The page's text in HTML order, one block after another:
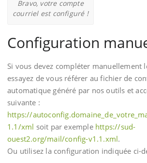
Bravo, votre compte
courriel est configuré !
Configuration
Si vous devez compléter manuellement
essayez de vous référer au fichier de
automatique généré par nos outils et
suivante :
https://
1.1/xml soit par exemple https://sud-
ouest2.org/mail/config-v1.1.xml.
Ou utilisez la configuration indiquée ci-